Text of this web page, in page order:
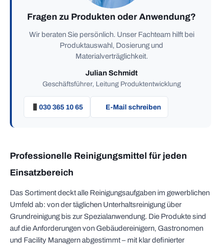
Fragen zu Produkten oder Anwendung?
Wir beraten Sie persönlich. Unser Fachteam hilft bei
Produktauswahl, Dosierung und
Materialverträglichkeit.
Julian Schmidt
Geschäftsführer, Leitung Produktentwicklung
030 365 10 65 E-Mail schreiben
Professionelle Reinigungsmittel für jeden
Einsatzbereich
Das Sortiment deckt alle Reinigungsaufgaben im gewerblichen
Umfeld ab: von der täglichen Unterhaltsreinigung über
Grundreinigung bis zur Spezialanwendung. Die Produkte sind
auf die Anforderungen von Gebäudereinigern, Gastronomen
und Facility Managern abgestimmt – mit klar definierter